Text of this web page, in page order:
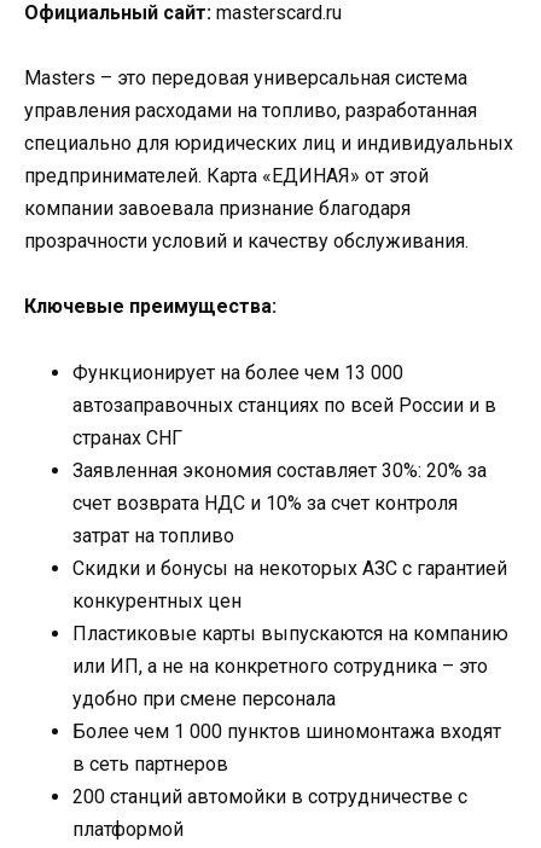
Официальный сайт: masterscard.ru
Masters – это передовая универсальная система
управления расходами на топливо, разработанная
специально для юридических лиц и индивидуальных
предпринимателей. Карта «ЕДИНАЯ» от этой
компании завоевала признание благодаря
прозрачности условий и качеству обслуживания.
Ключевые преимущества:
Функционирует на более чем 13 000
автозаправочных станциях по всей России и в
странах СНГ
Заявленная экономия составляет 30%: 20% за
счет возврата НДС и 10% за счет контроля
затрат на топливо
Скидки и бонусы на некоторых АЗС с гарантией
конкурентных цен
Пластиковые карты выпускаются на компанию
или ИП, а не на конкретного сотрудника – это
удобно при смене персонала
Более чем 1 000 пунктов шиномонтажа входят
в сеть партнеров
200 станций автомойки в сотрудничестве с
платформой